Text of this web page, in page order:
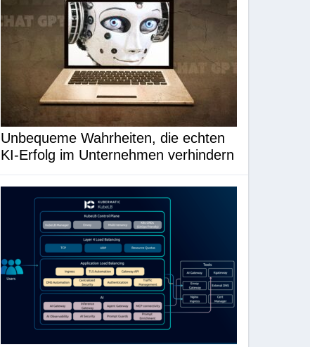
Unbequeme Wahrheiten, die echten
KI-Erfolg im Unternehmen verhindern